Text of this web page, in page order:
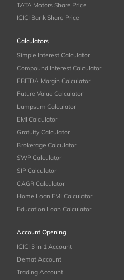
TATA Motors Share Price
ICICI Bank Share Price
Calculators
Simple Interest Calculator
Compound Interest Calculator
EBITDA Margin Calculator
Future Value Calculator
Lumpsum Calculator
EMI Calculator
Gratuity Calculator
Brokerage Calculator
SWP Calculator
SIP Calculator
CAGR Calculator
Home Loan EMI Calculator
Education Loan Calculator
Account Opening
ICICI 3 in 1 Account
Demat Account
Trading Account